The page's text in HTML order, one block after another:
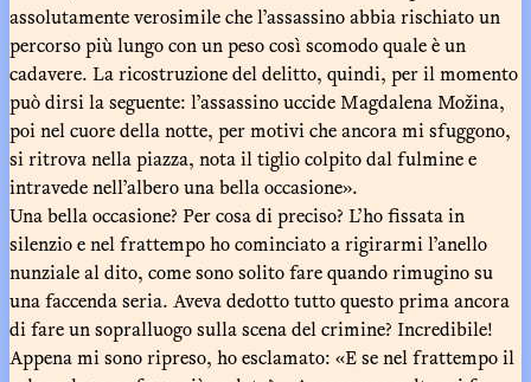
assolutamente verosimile che l’assassino abbia rischiato un
percorso più lungo con un peso così scomodo quale è un
cadavere. La ricostruzione del delitto, quindi, per il momento
può dirsi la seguente: l’assassino uccide Magdalena Možina,
poi nel cuore della notte, per motivi che ancora mi sfuggono,
si ritrova nella piazza, nota il tiglio colpito dal fulmine e
intravede nell’albero una bella occasione».
Una bella occasione? Per cosa di preciso? L’ho fissata in
silenzio e nel frattempo ho cominciato a rigirarmi l’anello
nunziale al dito, come sono solito fare quando rimugino su
una faccenda seria. Aveva dedotto tutto questo prima ancora
di fare un sopralluogo sulla scena del crimine? Incredibile!
Appena mi sono ripreso, ho esclamato: «E se nel frattempo il